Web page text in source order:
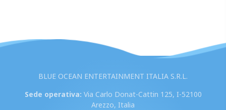
BLUE OCEAN ENTERTAINMENT ITALIA S.R.L.
Sede operativa: Via Carlo Donat-Cattin 125, I-52100
Arezzo, Italia